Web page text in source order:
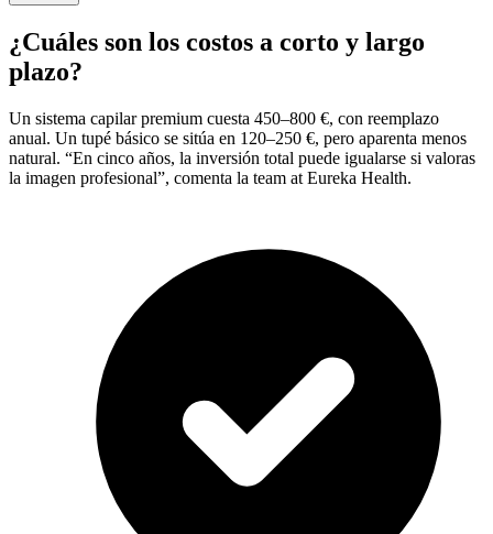
¿Cuáles son los costos a corto y largo
plazo?
Un sistema capilar premium cuesta 450–800 €, con reemplazo
anual. Un tupé básico se sitúa en 120–250 €, pero aparenta menos
natural. “En cinco años, la inversión total puede igualarse si valoras
la imagen profesional”, comenta la team at Eureka Health.